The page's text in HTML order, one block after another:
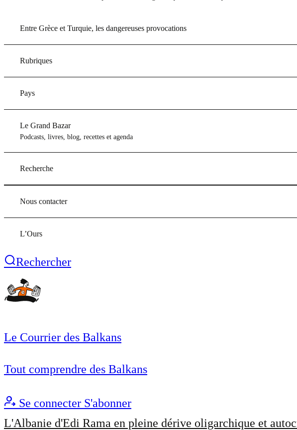
Entre Grèce et Turquie, les dangereuses provocations
Rubriques
Pays
Le Grand Bazar
Podcasts, livres, blog, recettes et agenda
Recherche
Nous contacter
L’Ours
Rechercher
Le Courrier des Balkans
Tout comprendre des Balkans
Se connecter S'abonner
L'Albanie d'Edi Rama en pleine dérive oligarchique et